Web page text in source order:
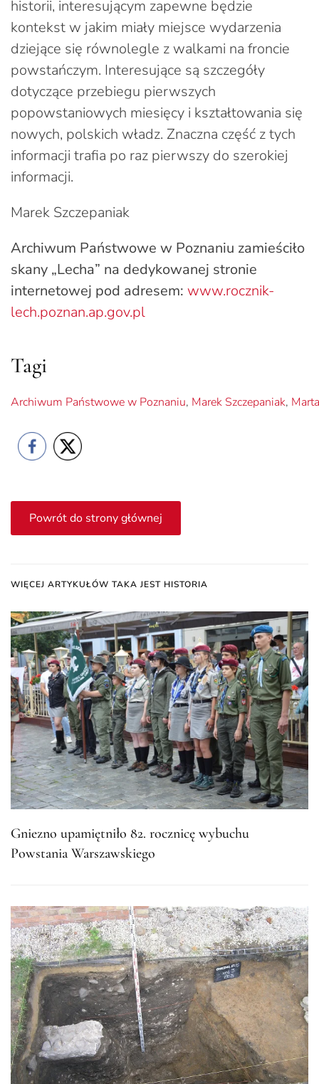
historii, interesującym zapewne będzie
kontekst w jakim miały miejsce wydarzenia
dziejące się równolegle z walkami na froncie
powstańczym. Interesujące są szczegóły
dotyczące przebiegu pierwszych
popowstaniowych miesięcy i kształtowania się
nowych, polskich władz. Znaczna część z tych
informacji trafia po raz pierwszy do szerokiej
informacji.
Marek Szczepaniak
Archiwum Państwowe w Poznaniu zamieściło
skany „Lecha” na dedykowanej stronie
internetowej pod adresem: www.rocznik-
lech.poznan.ap.gov.pl
Tagi
Archiwum Państwowe w Poznaniu, Marek Szczepaniak,
Powrót do strony głównej
WIĘCEJ ARTYKUŁÓW TAKA JEST HISTORIA
Gniezno upamiętniło 82. rocznicę wybuchu
Powstania Warszawskiego